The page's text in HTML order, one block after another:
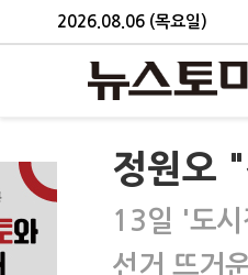
2026.08.06 (목요일)
정원오
13일 '도시
선거 뜨거